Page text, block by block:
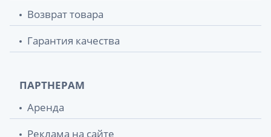
Возврат товара
Гарантия качества
ПАРТНЕРАМ
Аренда
Реклама на сайте